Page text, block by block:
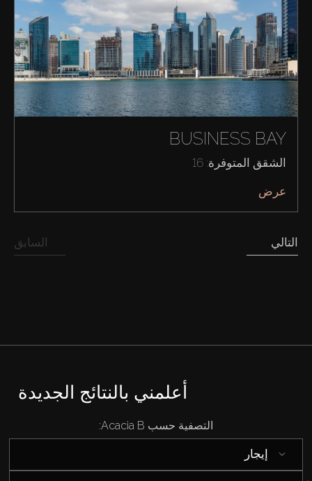
BUSINESS BAY
الشقق المتوفرة: 16
عرض
السابق التالي
أعلمني بالنتائج الجديدة
التصفية حسب Acacia B:
إيجار